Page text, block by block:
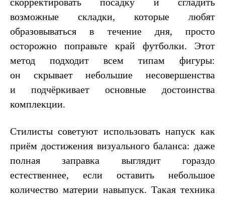
возможные складки, которые любят
образовываться в течение дня, просто
осторожно поправьте край футболки. Этот
метод подходит всем типам фигуры:
он скрывает небольшие несовершенства
и подчёркивает основные достоинства
комплекции.
Стилисты советуют использовать напуск как
приём достижения визуального баланса: даже
полная заправка выглядит гораздо
естественнее, если оставить небольшое
количество материи навыпуск. Такая техника